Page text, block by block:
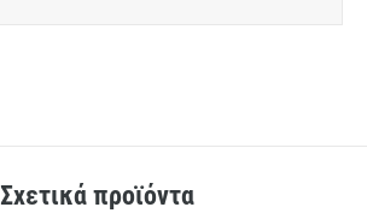
Σχετικά προϊόντα